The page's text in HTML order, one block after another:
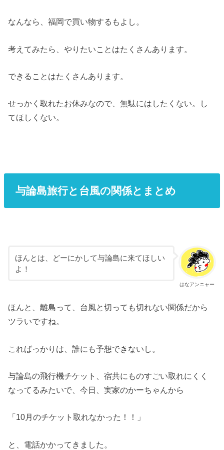
なんなら、福岡で買い物するもよし。
考えてみたら、やりたいことはたくさんあります。
できることはたくさんあります。
せっかく取れたお休みなので、無駄にはしたくない。し
てほしくない。
与論島旅行と台風の関係とまとめ
はなアンニャー
ほんとは、どーにかして与論島に来てほしい
よ！
ほんと、離島って、台風と切っても切れない関係だから
ツラいですね。
こればっかりは、誰にも予想できないし。
与論島の飛行機チケット、宿共にものすごい取れにくく
なってるみたいで、今日、実家のかーちゃんから
「10月のチケット取れなかった！！」
と、電話かかってきました。